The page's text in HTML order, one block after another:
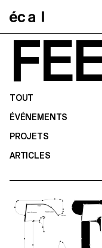
TOUT
ÉVÉNEMENTS
PROJETS
ARTICLES